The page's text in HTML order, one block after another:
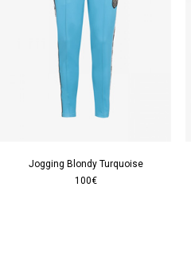
Jogging Blondy Turquoise
100€